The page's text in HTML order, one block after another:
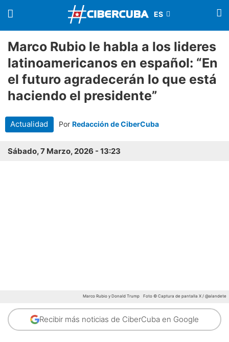
Marco Rubio le habla a los lideres
latinoamericanos en español: “En
el futuro agradecerán lo que está
haciendo el presidente”
Actualidad Por Redacción de CiberCuba
Sábado, 7 Marzo, 2026 - 13:23
Marco Rubio y Donald Trump Foto © Captura de pantalla X / @alandete
Recibir más noticias de CiberCuba en Google